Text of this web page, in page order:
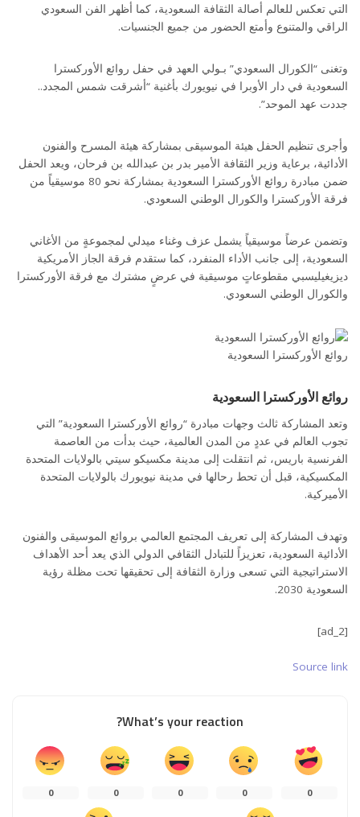
التي تعكس للعالم أصالة الثقافة السعودية، كما أظهر الفن السعودي
الراقي والمتنوع وأمتع الحضور من جميع الجنسيات.
وتغنى “الكورال السعودي” بـولي العهد في حفل روائع الأوركسترا
السعودية في دار الأوبرا في نيويورك بأغنية “أشرقت شمس المجدد..
جددت عهد الموحد”.
وأجرى تنظيم الحفل هيئة الموسيقى بمشاركة هيئة المسرح والفنون
الأدائية، برعاية وزير الثقافة الأمير بدر بن عبدالله بن فرحان، ويعد الحفل
ضمن مبادرة روائع الأوركسترا السعودية بمشاركة نحو 80 موسيقياً من
فرقة الأوركسترا والكورال الوطني السعودي.
وتضمن عرضاً موسيقياً يشمل عزف وغناء ميدلي لمجموعةٍ من الأغاني
السعودية، إلى جانب الأداء المنفرد، كما ستقدم فرقة الجاز الأمريكية
ديزيغيليسبي مقطوعاتٍ موسيقية في عرضٍ مشترك مع فرقة الأوركسترا
والكورال الوطني السعودي.
روائع الأوركسترا السعودية
روائع الأوركسترا السعودية
وتعد المشاركة ثالث وجهات مبادرة “روائع الأوركسترا السعودية” التي
تجوب العالم في عددٍ من المدن العالمية، حيث بدأت من العاصمة
الفرنسية باريس، ثم انتقلت إلى مدينة مكسيكو سيتي بالولايات المتحدة
المكسيكية، قبل أن تحط رحالها في مدينة نيويورك بالولايات المتحدة
الأميركية.
وتهدف المشاركة إلى تعريف المجتمع العالمي بروائع الموسيقى والفنون
الأدائية السعودية، تعزيزاً للتبادل الثقافي الدولي الذي يعد أحد الأهداف
الاستراتيجية التي تسعى وزارة الثقافة إلى تحقيقها تحت مظلة رؤية
السعودية 2030.
[ad_2]
Source link
What’s your reaction?
0
0
0
0
0